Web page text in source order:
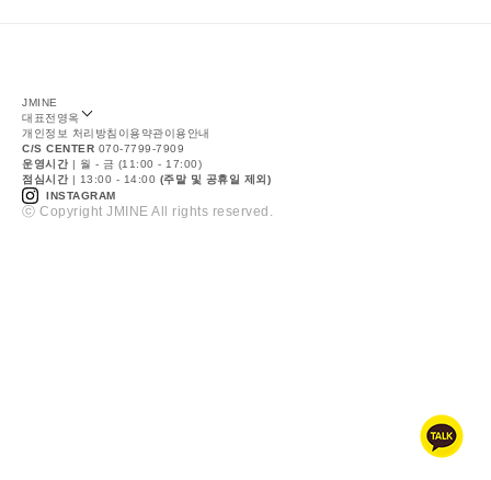
JMINE
대표전영옥
개인정보 처리방침 이용약관이용안내
C/S CENTER 070-7799-7909
운영시간 | 월 - 금 (11:00 - 17:00)
점심시간 | 13:00 - 14:00 (주말 및 공휴일 제외)
INSTAGRAM
ⓒ Copyright JMINE All rights reserved.